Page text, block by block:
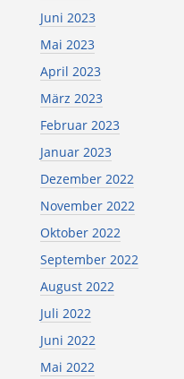
Juni 2023
Mai 2023
April 2023
März 2023
Februar 2023
Januar 2023
Dezember 2022
November 2022
Oktober 2022
September 2022
August 2022
Juli 2022
Juni 2022
Mai 2022